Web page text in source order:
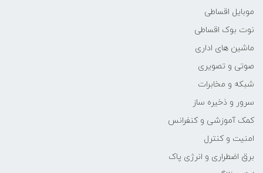
مانیتورها انواع مختلفی دارند که می توان به صفحه
تخت، ال سی دی، لمسی (تاچ) و گیمینگ نیز اشاره
کرد. مانیتورهای صفحه تخت جزء اولین مانیتورهایی
هستند که ما به یاد می­آوریم، که دارای بدنه بزرگ
بودند. بعد از مانیتورهای صفحه تخت، مانیتورهای
موبایل اقساطی
نوت بوک اقساطی
ماشین های اداری
صوتی و تصویری
شبکه و مخابرات
سرور و ذخیره ساز
کمک آموزشی و کنفرانس
امنیت و کنترل
برق اضطراری و انرژی پاک